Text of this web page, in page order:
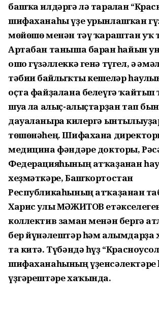
башҡа илдәргә лә таралған
шифаханаһы үҙе урынлашҡан
мөйөшө менән тәү ҡараштан уҡ
Артабан таныша барған һайын
ошо гүзәллеккә генә түгел, ә
тәбиғи байлыҡты кешеләр
оҫта файҙалана белеүгә
шуға ла алыҫ-алыҫтарҙан тап
дауаланырға килергә
төшөнәһең. Шифахана
медицина фәндәре докторы,
Федерацияһының атҡаҙанған
хеҙмәткәре, Башҡортостан
Республикаһының атҡаҙанған
Харис улы МӘЖИТОВ
коллектив заман менән бергә
бер йүнәлештәр һәм алымдарҙа
та китә. Түбәндә һүҙ
шифаханаһының үҙенсәлектәре
үҙгәрештәре хаҡында.